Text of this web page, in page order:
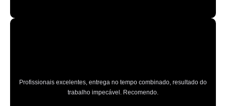
Profissionais excelentes, entrega no tempo combinado, resultado do
trabalho impecável. Recomendo.